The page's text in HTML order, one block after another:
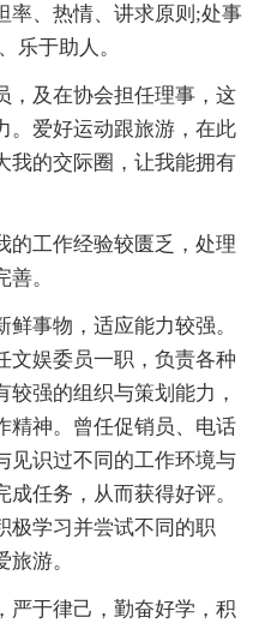
率、热情、讲求原则;处事
乐于助人。
，及在协会担任理事，这
。爱好运动跟旅游，在此
我的交际圈，让我能拥有
的工作经验较匮乏，处理
。
事物，适应能力较强。
文娱委员一职，负责各种
强的组织与策划能力，
精神。曾任促销员、电话
见识过不同的工作环境与
任务，从而获得好评。
极学习并尝试不同的职
游。
严于律己，勤奋好学，积